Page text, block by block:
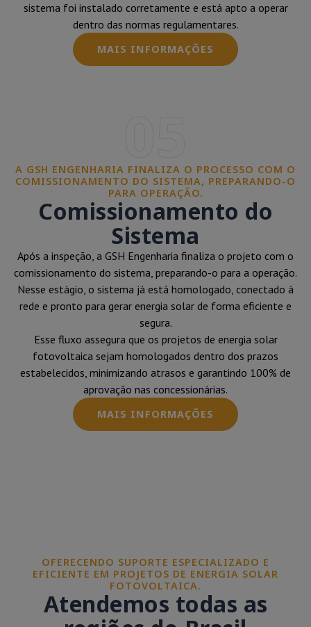
sistema foi instalado corretamente e está apto a operar
dentro das normas regulamentares.
MAIS INFORMAÇÕES
A GSH ENGENHARIA FINALIZA O PROCESSO COM O
COMISSIONAMENTO DO SISTEMA, PREPARANDO-O
PARA OPERAÇÃO.
Comissionamento do
Sistema
Após a inspeção, a GSH Engenharia finaliza o projeto com o
comissionamento do sistema, preparando-o para a operação.
Nesse estágio, o sistema já está homologado, conectado à
rede e pronto para gerar energia solar de forma eficiente e
segura.
Esse fluxo assegura que os projetos de energia solar
fotovoltaica sejam homologados dentro dos prazos
estabelecidos, minimizando atrasos e garantindo 100% de
aprovação nas concessionárias.
MAIS INFORMAÇÕES
OFERECENDO SUPORTE ESPECIALIZADO E
EFICIENTE EM PROJETOS DE ENERGIA SOLAR
FOTOVOLTAICA.
Atendemos todas as